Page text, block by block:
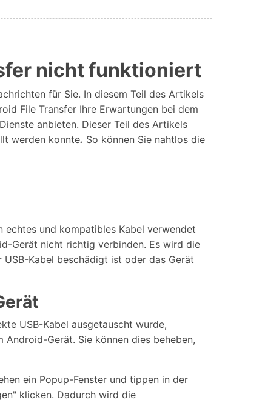
nicht funktioniert
für Sie. In diesem Teil des Artikels
File Transfer Ihre Erwartungen bei dem
anbieten. Dieser Teil des Artikels
werden konnte. So können Sie nahtlos die
echtes und kompatibles Kabel verwendet
Gerät nicht richtig verbinden. Es wird die
Kabel beschädigt ist oder das Gerät
USB-Kabel ausgetauscht wurde,
Gerät. Sie können dies beheben,
ein Popup-Fenster und tippen in der
klicken. Dadurch wird die